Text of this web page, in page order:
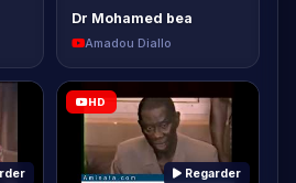
Alpha et conte2
Amadou Diallo